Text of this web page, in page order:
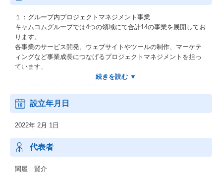
１：グループ内プロジェクトマネジメント事業
キャムコムグループでは4つの領域にて合計14の事業を展開してお
ります。
各事業のサービス開発、ウェブサイトやツールの制作、マーケテ
ィングなど事業成長につなげるプロジェクトマネジメントを担っ
ています。
キャムコムグループの広報窓口として、IR広報やPR広報そして採
用広報業務を担当しています。
ど、社内外に対するブランドコミュニケーションを一手に担い、
メディア戦略にも積極的に取り組んでいます。
３：グループ外のお客様へのクリエイティブ事業
採用ブランディングやサービスの販売促進に対して、
設立年月日
2022年 2月 1日
代表者
関屋 賢介